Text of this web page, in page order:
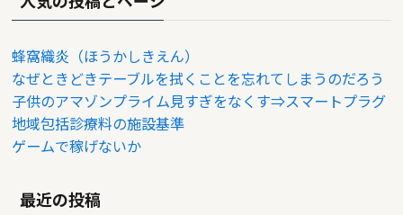
蜂窩織炎（ほうかしきえん）
なぜときどきテーブルを拭くことを忘れてしまうのだろう
子供のアマゾンプライム見すぎをなくす⇒スマートプラグ
地域包括診療料の施設基準
ゲームで稼げないか
最近の投稿